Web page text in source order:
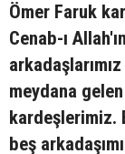
Ömer Faruk
Cenab-ı
meydana
kardeşlerimiz.
beş